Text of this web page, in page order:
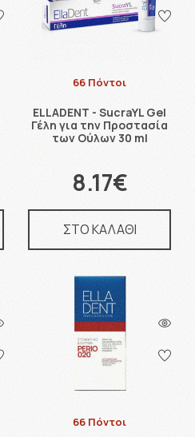
66 Πόντοι
ELLADENT - SucraYL Gel
Γέλη για την Προστασία
των Ούλων 30 ml
8.17€
ΣΤΟ ΚΑΛΑΘΙ
66 Πόντοι